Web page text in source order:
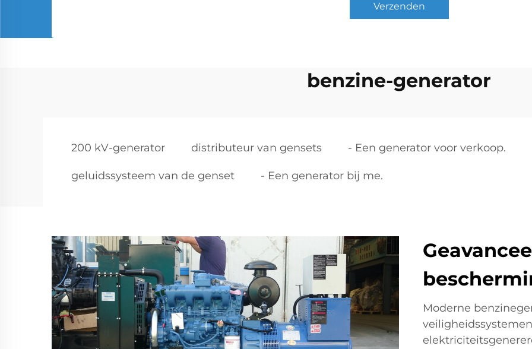
Verzenden
benzine-generator
200 kV-generator distributeur van gensets - Een generator voor verkoop.
geluidssysteem van de genset - Een generator bij me.
Moderne